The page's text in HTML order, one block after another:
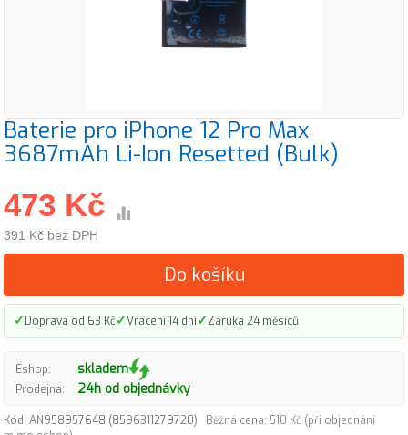
Baterie pro iPhone 12 Pro Max
3687mAh Li-Ion Resetted (Bulk)
473 Kč
391 Kč bez DPH
Do košíku
✓Doprava od 63 Kč✓Vrácení 14 dní✓Záruka 24 měsíců
Eshop: skladem
Prodejna: 24h od objednávky
Kód: AN958957648 (8596311279720)
Běžná cena: 510 Kč (při objednání